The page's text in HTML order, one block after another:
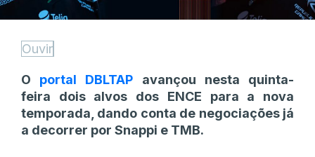
Ouvir
O portal DBLTAP avançou nesta quinta-
feira dois alvos dos ENCE para a nova
temporada, dando conta de negociações já
a decorrer por Snappi e TMB.